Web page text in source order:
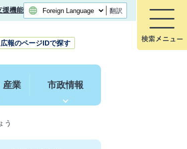
援機能 翻訳
広報のページIDで探す
産業 市政情報
う